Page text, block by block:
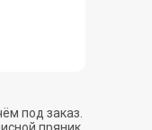
под заказ.